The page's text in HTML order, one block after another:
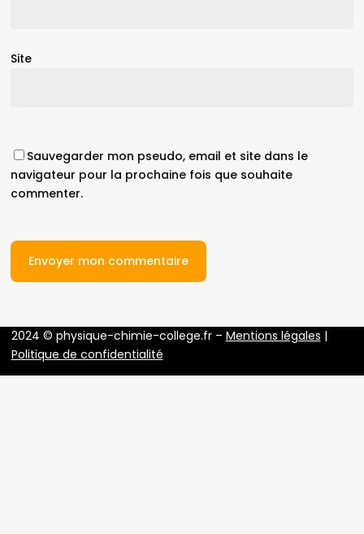
Site
Sauvegarder mon pseudo, email et site dans le
navigateur pour la prochaine fois que souhaite
commenter.
2024 © physique-chimie-college.fr – Mentions légales |
Politique de confidentialité